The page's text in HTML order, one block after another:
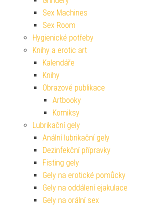
Sex Machines
Sex Room
Hygienické potřeby
Knihy a erotic art
Kalendáře
Knihy
Obrazové publikace
Artbooky
Komiksy
Lubrikační gely
Anální lubrikační gely
Dezinfekční přípravky
Fisting gely
Gely na erotické pomůcky
Gely na oddálení ejakulace
Gely na orální sex